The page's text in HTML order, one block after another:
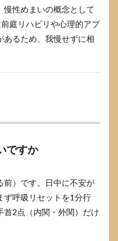
慢性めまいの概念として
庭リハビリや心理的アプ
あるため、我慢せずに相
ですか
前）です。日中に不安が
ず呼吸リセットを1分行
首2点（内関・外関）だけ